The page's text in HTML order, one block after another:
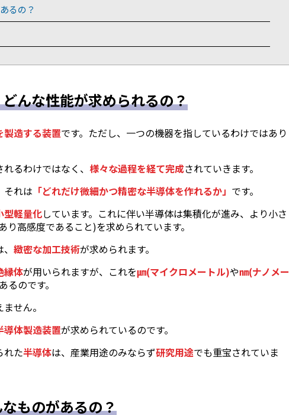
るの？
んな性能が求められるの？
製造する装置です。ただし、一つの機器を指しているわけではあり
るわけではなく、 様々な過程を経て完成されていきます。
それは 「どれだけ微細かつ精密な半導体を作れるか」 です。
型軽量化しています。これに伴い半導体は集積化が進み、より小さ
高感度であること)を求められています。
緻密な加工技術が求められます。
縁体が用いられますが、これを㎛(マイクロメートル)や㎚(ナノメー
のです。
せん。
導体製造装置が求められているのです。
れた半導体は、産業用途のみならず研究用途でも重宝されていま
ものがあるの？